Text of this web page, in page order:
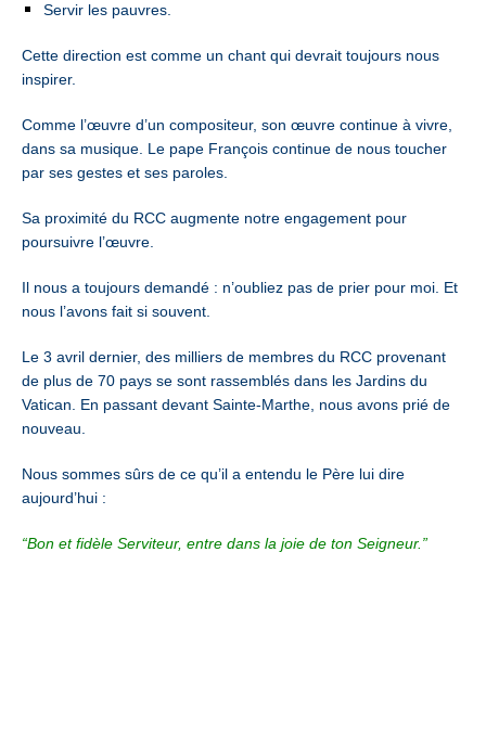
Servir les pauvres.
Cette direction est comme un chant qui devrait toujours nous
inspirer.
Comme l’œuvre d’un compositeur, son œuvre continue à vivre,
dans sa musique. Le pape François continue de nous toucher
par ses gestes et ses paroles.
Sa proximité du RCC augmente notre engagement pour
poursuivre l’œuvre.
Il nous a toujours demandé : n’oubliez pas de prier pour moi. Et
nous l’avons fait si souvent.
Le 3 avril dernier, des milliers de membres du RCC provenant
de plus de 70 pays se sont rassemblés dans les Jardins du
Vatican. En passant devant Sainte-Marthe, nous avons prié de
nouveau.
Nous sommes sûrs de ce qu’il a entendu le Père lui dire
aujourd’hui :
“Bon et fidèle Serviteur, entre dans la joie de ton Seigneur.”